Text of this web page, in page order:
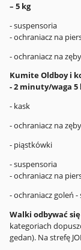
– 5 kg
- suspensoria
- ochraniacz na
- ochraniacz na
Kumite Oldboy i
- 2 minuty/waga 5
- kask
- ochraniacz na
- piąstkówki
- suspensoria
- ochraniacz na
- ochraniacz goleń -
Walki odbywać
kategoriach
gedan). Na strefę